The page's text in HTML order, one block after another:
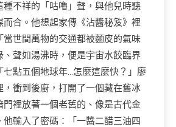
種不祥的「咕嚕」聲，與他兒時聽
而合。他想起家傳《沾醬秘笈》裡
當世間萬物的交通都被麵皮的氣味
、聲如湯沸時，便是宇宙水餃臨界
七點五個地球年…怎麼這麼快？」廖
，衝到後廚，打開了一個藏在舊冰
門裡放著一個老舊的、像是古代金
他輸入了密碼：「一醬二醋三油四